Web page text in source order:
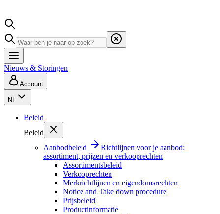
Nieuws & Storingen
Account
NL
Beleid
Beleid
Aanbodbeleid
Richtlijnen voor je aanbod:
assortiment, prijzen en verkooprechten
Assortimentsbeleid
Verkooprechten
Merkrichtlijnen en eigendomsrechten
Notice and Take down procedure
Prijsbeleid
Productinformatie